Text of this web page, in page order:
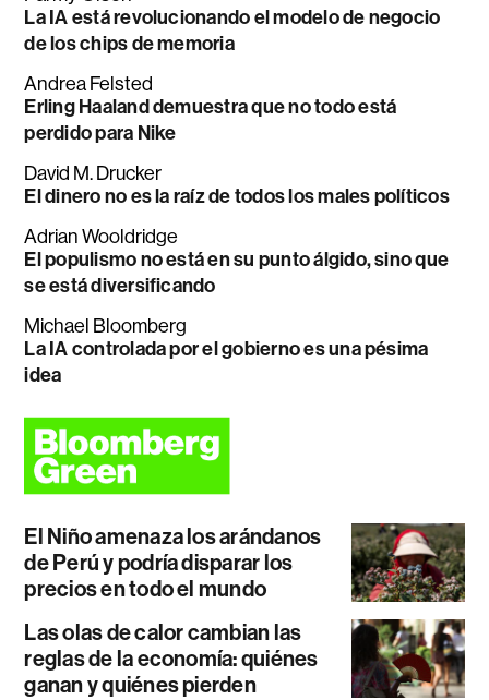
La IA está revolucionando el modelo de negocio
de los chips de memoria
Andrea Felsted
Erling Haaland demuestra que no todo está
perdido para Nike
David M. Drucker
El dinero no es la raíz de todos los males políticos
Adrian Wooldridge
El populismo no está en su punto álgido, sino que
se está diversificando
Michael Bloomberg
La IA controlada por el gobierno es una pésima
idea
El Niño amenaza los arándanos
de Perú y podría disparar los
precios en todo el mundo
Las olas de calor cambian las
reglas de la economía: quiénes
ganan y quiénes pierden